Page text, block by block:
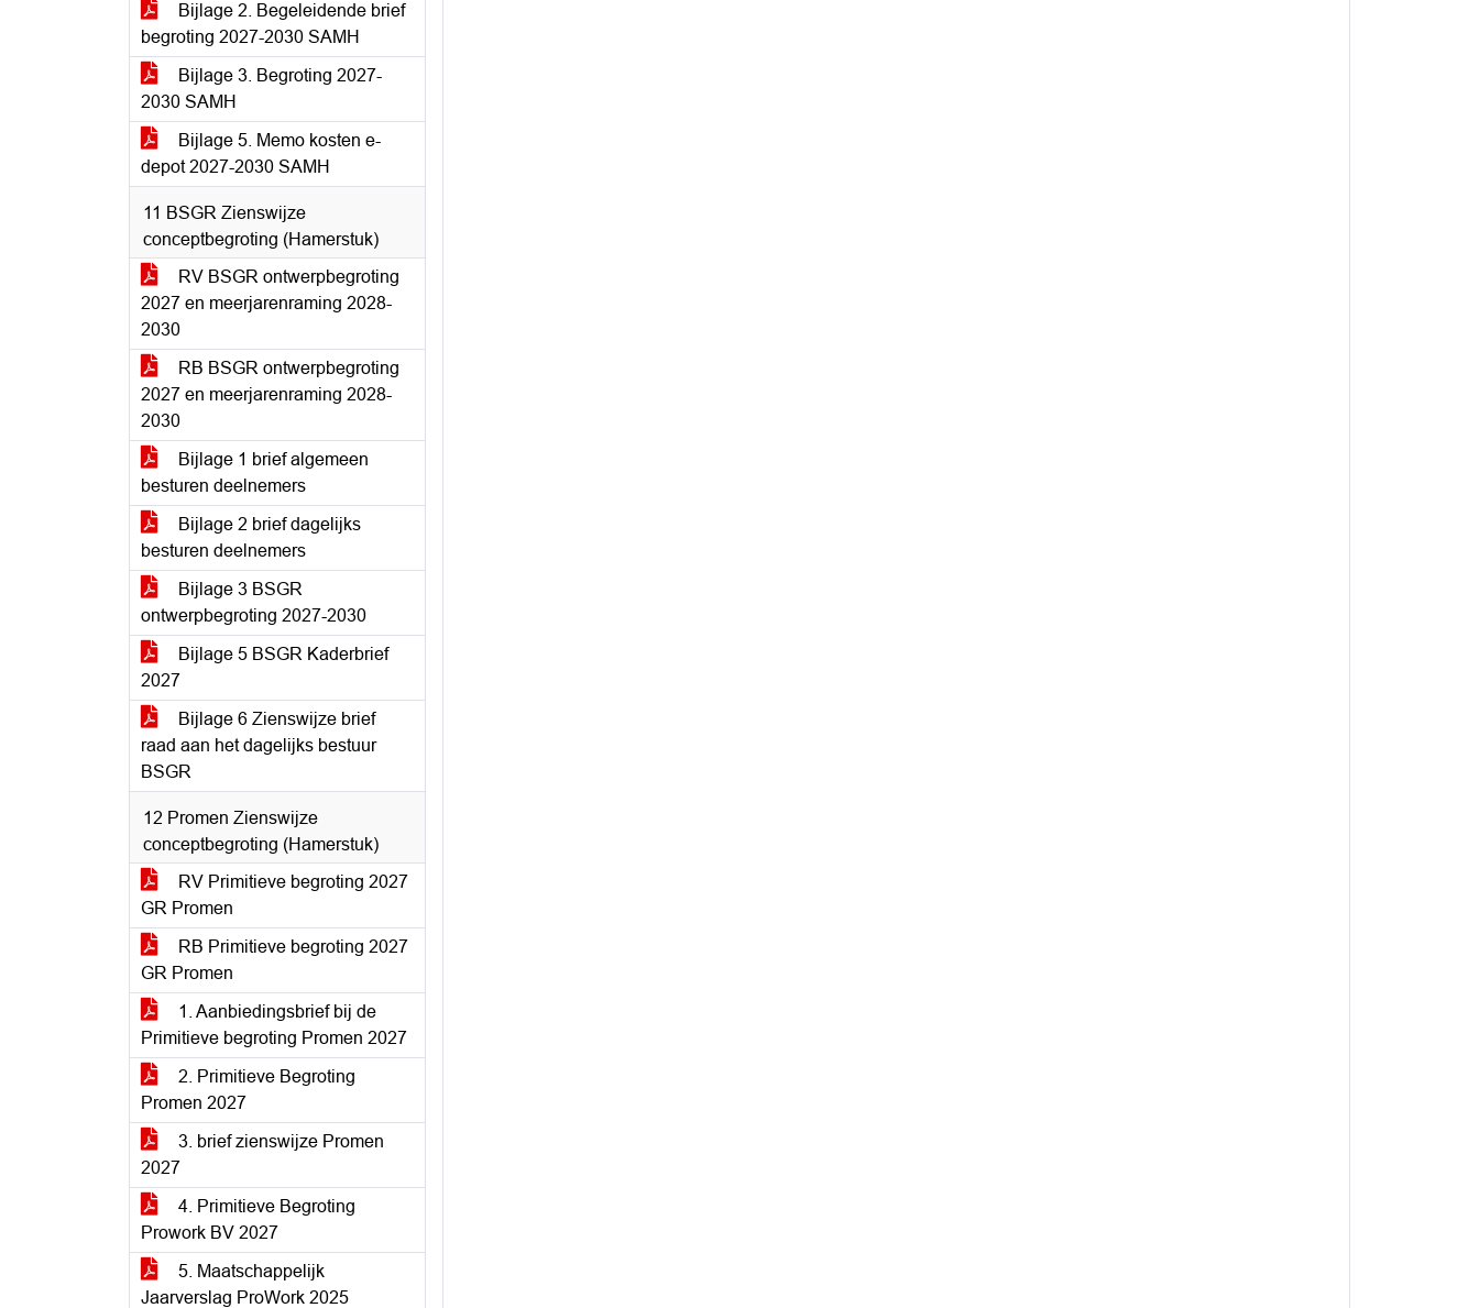
Bijlage 2. Begeleidende brief
begroting 2027-2030 SAMH
Bijlage 3. Begroting 2027-
2030 SAMH
Bijlage 5. Memo kosten e-
depot 2027-2030 SAMH
11 BSGR Zienswijze
conceptbegroting (Hamerstuk)
RV BSGR ontwerpbegroting
2027 en meerjarenraming 2028-
2030
RB BSGR ontwerpbegroting
2027 en meerjarenraming 2028-
2030
Bijlage 1 brief algemeen
besturen deelnemers
Bijlage 2 brief dagelijks
besturen deelnemers
Bijlage 3 BSGR
ontwerpbegroting 2027-2030
Bijlage 5 BSGR Kaderbrief
2027
Bijlage 6 Zienswijze brief
raad aan het dagelijks bestuur
BSGR
12 Promen Zienswijze
conceptbegroting (Hamerstuk)
RV Primitieve begroting 2027
GR Promen
RB Primitieve begroting 2027
GR Promen
1. Aanbiedingsbrief bij de
Primitieve begroting Promen 2027
2. Primitieve Begroting
Promen 2027
3. brief zienswijze Promen
2027
4. Primitieve Begroting
Prowork BV 2027
5. Maatschappelijk
Jaarverslag ProWork 2025